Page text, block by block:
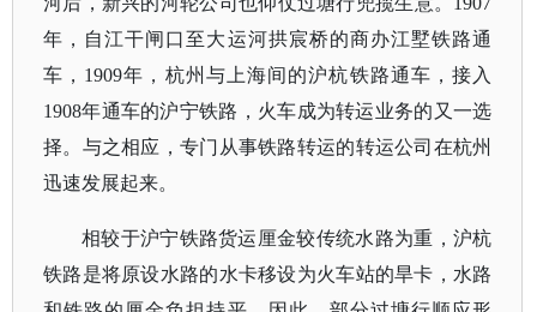
年，自江干闸口至大运河拱宸桥的商办江墅铁路通
车，1909年，杭州与上海间的沪杭铁路通车，接入
1908年通车的沪宁铁路，火车成为转运业务的又一选
择。与之相应，专门从事铁路转运的转运公司在杭州
迅速发展起来。
相较于沪宁铁路货运厘金较传统水路为重，沪杭
铁路是将原设水路的水卡移设为火车站的旱卡，水路